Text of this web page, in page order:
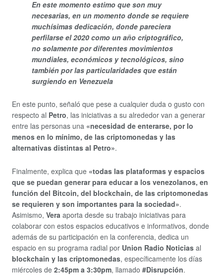
En este momento estimo que son muy
necesarias, en un momento donde se requiere
muchísimas dedicación, donde pareciera
perfilarse el 2020 como un año criptográfico,
no solamente por diferentes movimientos
mundiales, económicos y tecnológicos, sino
también por las particularidades que están
surgiendo en Venezuela
En este punto, señaló que pese a cualquier duda o gusto con
respecto al Petro, las iniciativas a su alrededor van a generar
entre las personas una «necesidad de enterarse, por lo
menos en lo mínimo, de las criptomonedas y las
alternativas distintas al Petro».
Finalmente, explica que «todas las plataformas y espacios
que se puedan generar para educar a los venezolanos, en
función del Bitcoin, del blockchain, de las criptomonedas
se requieren y son importantes para la sociedad».
Asimismo, Vera aporta desde su trabajo iniciativas para
colaborar con estos espacios educativos e informativos, donde
además de su participación en la conferencia, dedica un
espacio en su programa radial por Union Radio Noticias al
blockchain y las criptomonedas, específicamente los días
miércoles de 2:45pm a 3:30pm, llamado #Disrupción.